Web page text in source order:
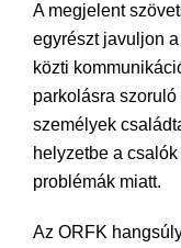
A megjelent
egyrészt javuljon
közti
parkolásra
személyek
helyzetbe a
problémák miatt.
Az ORFK